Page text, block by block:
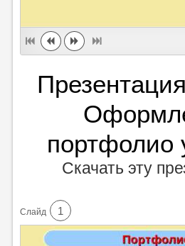
портфолио
Скачать эту
Cлайд 1